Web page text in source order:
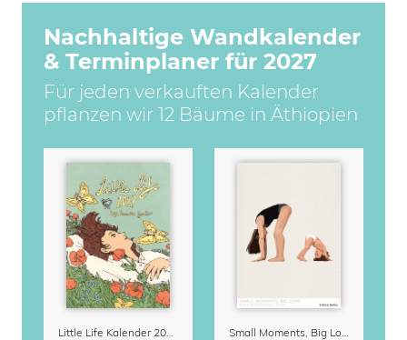
Nachhaltige Wandkalender
& Terminplaner für 2027
Für jeden verkauften Kalender
pflanzen wir 12 Bäume in Äthiopien
Little Life Kalender 2027 von Simone Goder Small Moments, Big Love – Mutterschaftskalender von Giselle Dekel